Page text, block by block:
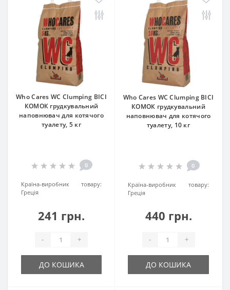
Who Cares WC Clumping ВІСІ
КОМОК грудкувальний
наповнювач для котячого
туалету, 5 кг
0
Країна-виробник товару:
Греція
241 грн.
- +
ДО КОШИКА
Who Cares WC Clumping ВІСІ
КОМОК грудкувальний
наповнювач для котячого
туалету, 10 кг
0
Країна-виробник товару:
Греція
440 грн.
- +
ДО КОШИКА